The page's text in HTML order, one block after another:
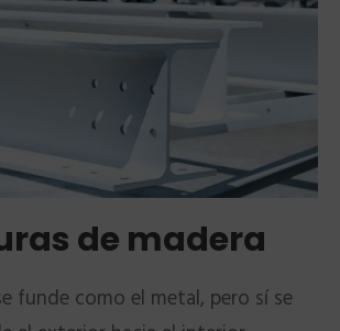
de madera
funde como el metal, pero sí se